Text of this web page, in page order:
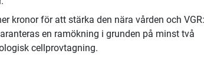
kronor för att stärka den nära vården och
en ramökning i grunden på minst två
cellprovtagning.